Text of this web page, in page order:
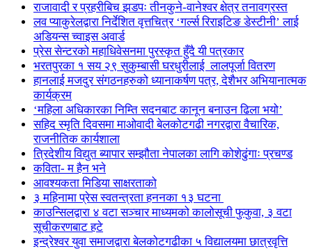
राजावादी र प्रहरीबिच झडपः तीनकुने-वानेश्वर क्षेत्र तनावग्रस्त
लव प्याकुरेलद्वारा निर्देशित वृत्तचित्र ‘गर्ल्स रिराइटिङ डेस्टीनी’ लाई
अडियन्स च्वाइस अवार्ड
प्रेस सेन्टरको महाधिवेसनमा पुरस्कृत हुँदै यी पत्रकार
भरतपुरका १ सय २९ सुकुम्बासी घरधुरीलाई लालपूर्जा वितरण
हानलाई मजदुर संगठनहरुको ध्यानाकर्षण पत्र, देशैभर अभियानात्मक
कार्यक्रम
‘महिला अधिकारका निम्ति सदनबाट कानून बनाउन ढिला भयो’
सहिद स्मृति दिवसमा माओवादी बेलकोटगढी नगरद्वारा वैचारिक,
राजनीतिक कार्यशाला
त्रिदेशीय विद्युत ब्यापार सम्झौता नेपालका लागि कोशेढुंगाः प्रचण्ड
कविता- म हैन भने
आवश्यकता मिडिया साक्षरताको
३ महिनामा प्रेस स्वतन्त्रता हननका १३ घटना
काउन्सिलद्वारा ४ वटा सञ्चार माध्यमको कालोसूची फुकुवा, ३ वटा
सूचीकरणबाट हटे
इन्द्रेश्वर युवा समाजद्वारा बेलकोटगढीका ५ विद्यालयमा छात्रवृत्ति